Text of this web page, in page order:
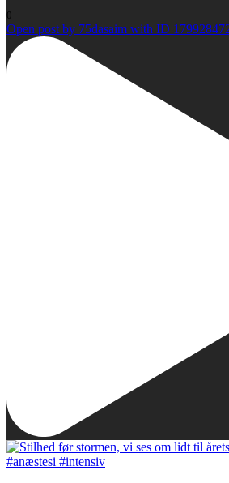
0
Open post by 75dasaim with ID